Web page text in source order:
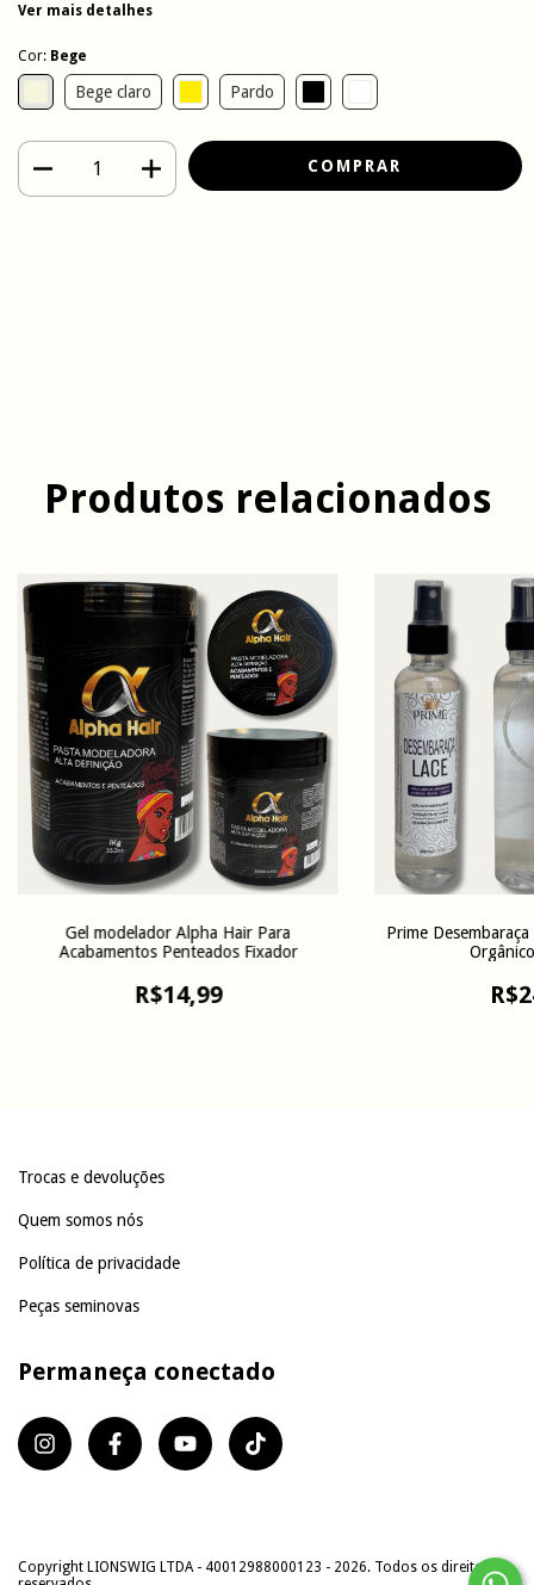
Ver mais detalhes
Cor: Bege
Bege claro Pardo
Produtos relacionados
Gel modelador Alpha Hair Para
Acabamentos Penteados Fixador
R$14,99
Prime
Trocas e devoluções
Quem somos nós
Política de privacidade
Peças seminovas
Permaneça conectado
Copyright LIONSWIG LTDA - 40012988000123 - 2026. Todos os direitos